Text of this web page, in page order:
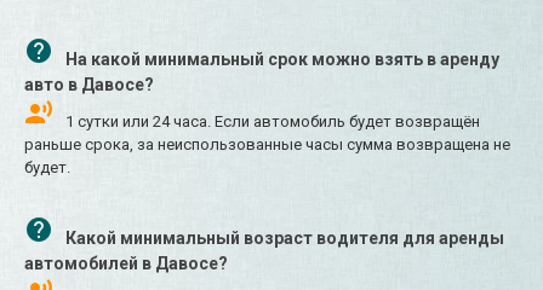
На какой минимальный срок можно взять в аренду
авто в Давосе?
1 сутки или 24 часа. Если автомобиль будет возвращён
раньше срока, за неиспользованные часы сумма возвращена не
будет.
Какой минимальный возраст водителя для аренды
автомобилей в Давосе?